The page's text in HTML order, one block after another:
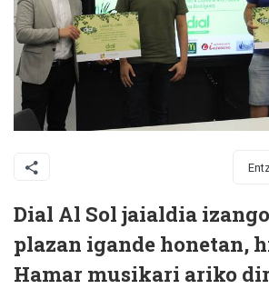
Dial Al Sol jaialdia
plazan igande honetan,
Hamar musikari ariko